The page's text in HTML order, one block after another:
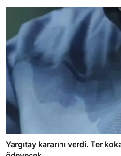
Yargıtay kararını verdi. Ter